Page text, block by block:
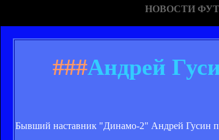
НОВОСТИ
###Андрей
Бывший наставник "Динамо-2" Андрей Гусин